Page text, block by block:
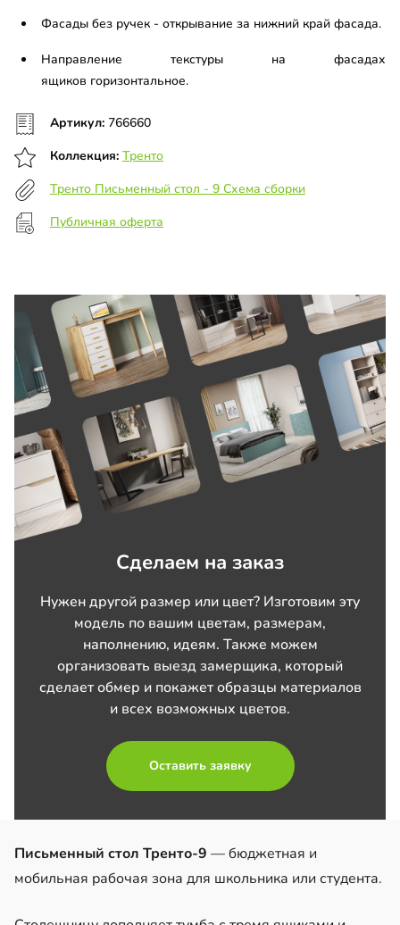
Фасады без ручек - открывание за нижний край фасада.
Направление текстуры на фасадах
ящиков горизонтальное.
Артикул: 766660
Коллекция: Тренто
Тренто Письменный стол - 9 Схема сборки
Публичная оферта
Сделаем на заказ
Нужен другой размер или цвет? Изготовим эту
модель по вашим цветам, размерам,
наполнению, идеям. Также можем
организовать выезд замерщика, который
сделает обмер и покажет образцы материалов
и всех возможных цветов.
Оставить заявку
Письменный стол Тренто-9 — бюджетная и
мобильная рабочая зона для школьника или студента.